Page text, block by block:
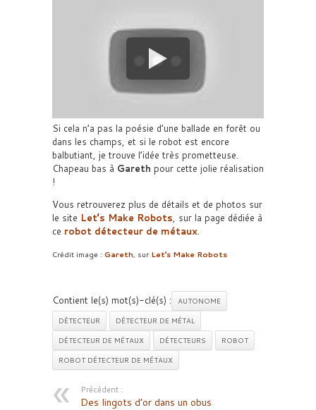
Si cela n’a pas la poésie d’une ballade en forêt ou
dans les champs, et si le robot est encore
balbutiant, je trouve l’idée très prometteuse.
Chapeau bas à Gareth pour cette jolie réalisation
!
Vous retrouverez plus de détails et de photos sur
le site Let’s Make Robots, sur la page dédiée à
ce robot détecteur de métaux.
Crédit image : Gareth, sur Let’s Make Robots
Contient le(s) mot(s)-clé(s) :
AUTONOME
DÉTECTEUR
DÉTECTEUR DE MÉTAL
DÉTECTEUR DE MÉTAUX
DÉTECTEURS
ROBOT
ROBOT DÉTECTEUR DE MÉTAUX
Précédent :
Des lingots d’or dans un obus